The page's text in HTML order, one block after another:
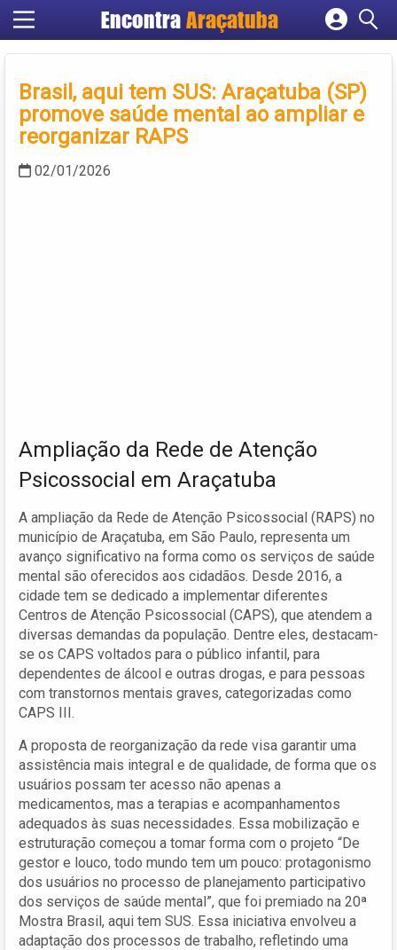
Encontra Araçatuba
Cadastrar empresa
Criar conta
Brasil, aqui tem SUS: Araçatuba (SP)
promove saúde mental ao ampliar e
reorganizar RAPS
02/01/2026
Ampliação da Rede de Atenção
Psicossocial em Araçatuba
A ampliação da Rede de Atenção Psicossocial (RAPS) no
município de Araçatuba, em São Paulo, representa um
avanço significativo na forma como os serviços de saúde
mental são oferecidos aos cidadãos. Desde 2016, a
cidade tem se dedicado a implementar diferentes
Centros de Atenção Psicossocial (CAPS), que atendem a
diversas demandas da população. Dentre eles, destacam-
se os CAPS voltados para o público infantil, para
dependentes de álcool e outras drogas, e para pessoas
com transtornos mentais graves, categorizadas como
CAPS III.
A proposta de reorganização da rede visa garantir uma
assistência mais integral e de qualidade, de forma que os
usuários possam ter acesso não apenas a
medicamentos, mas a terapias e acompanhamentos
adequados às suas necessidades. Essa mobilização e
estruturação começou a tomar forma com o projeto “De
gestor e louco, todo mundo tem um pouco: protagonismo
dos usuários no processo de planejamento participativo
dos serviços de saúde mental”, que foi premiado na 20ª
Mostra Brasil, aqui tem SUS. Essa iniciativa envolveu a
adaptação dos processos de trabalho, refletindo uma